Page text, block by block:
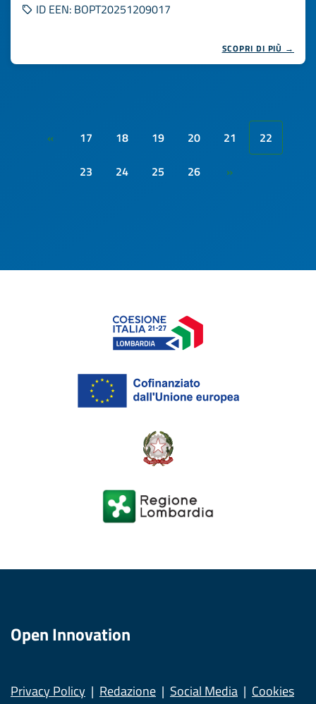
ID EEN: BOPT20251209017
SCOPRI DI PIÙ →
« 17 18 19 20 21
22
23
24 25 26 »
Open Innovation
Privacy Policy Redazione Social Media Cookies